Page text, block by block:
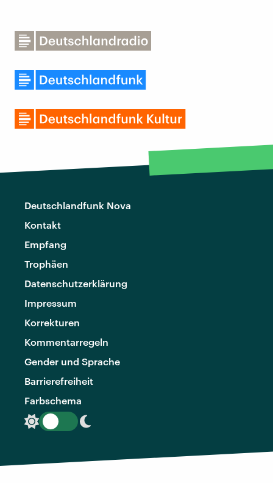
Deutschlandfunk Nova
Kontakt
Empfang
Trophäen
Datenschutzerklärung
Impressum
Korrekturen
Kommentarregeln
Gender und Sprache
Barrierefreiheit
Farbschema